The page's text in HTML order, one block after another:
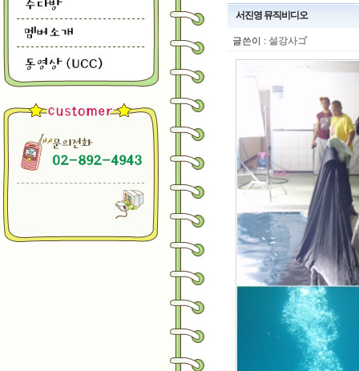
서진영 뮤직비디오
글쓴이 : 설강사ゴ